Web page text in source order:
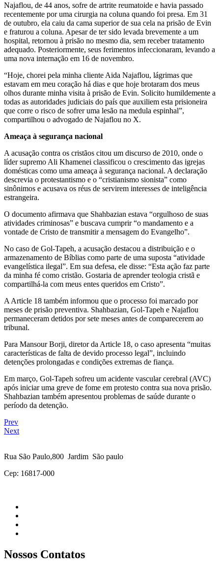
Najaflou, de 44 anos, sofre de artrite reumatoide e havia passado
recentemente por uma cirurgia na coluna quando foi presa. Em 31
de outubro, ela caiu da cama superior de sua cela na prisão de Evin
e fraturou a coluna. Apesar de ter sido levada brevemente a um
hospital, retornou à prisão no mesmo dia, sem receber tratamento
adequado. Posteriormente, seus ferimentos infeccionaram, levando a
uma nova internação em 16 de novembro.
“Hoje, chorei pela minha cliente Aida Najaflou, lágrimas que
estavam em meu coração há dias e que hoje brotaram dos meus
olhos durante minha visita à prisão de Evin. Solicito humildemente a
todas as autoridades judiciais do país que auxiliem esta prisioneira
que corre o risco de sofrer uma lesão na medula espinhal”,
compartilhou o advogado de Najaflou no X.
Ameaça à segurança nacional
A acusação contra os cristãos citou um discurso de 2010, onde o
líder supremo Ali Khamenei classificou o crescimento das igrejas
domésticas como uma ameaça à segurança nacional. A declaração
descrevia o protestantismo e o “cristianismo sionista” como
sinônimos e acusava os réus de servirem interesses de inteligência
estrangeira.
O documento afirmava que Shahbazian estava “orgulhoso de suas
atividades criminosas” e buscava cumprir “o mandamento e a
vontade de Cristo de transmitir a mensagem do Evangelho”.
No caso de Gol-Tapeh, a acusação destacou a distribuição e o
armazenamento de Bíblias como parte de uma suposta “atividade
evangelística ilegal”. Em sua defesa, ele disse: “Esta ação faz parte
da minha fé como cristão. Gostaria de aprender teologia cristã e
compartilhá-la com meus entes queridos em Cristo”.
A Article 18 também informou que o processo foi marcado por
meses de prisão preventiva. Shahbazian, Gol-Tapeh e Najaflou
permaneceram detidos por sete meses antes de comparecerem ao
tribunal.
Para Mansour Borji, diretor da Article 18, o caso apresenta “muitas
características de falta de devido processo legal”, incluindo
detenções prolongadas e condições extremas de fiança.
Em março, Gol-Tapeh sofreu um acidente vascular cerebral (AVC)
após iniciar uma greve de fome em protesto contra sua nova prisão.
Shahbazian também apresentou problemas de saúde durante o
período da detenção.
Prev
Next
Rua São Paulo,800 Jardim São paulo
Cep: 16817-000
Nossos Contatos